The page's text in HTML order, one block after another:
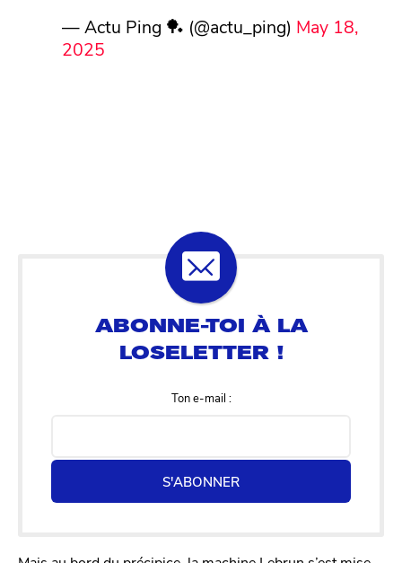
— Actu Ping 🏓 (@actu_ping) May 18,
2025
Ton e-mail :
S'ABONNER